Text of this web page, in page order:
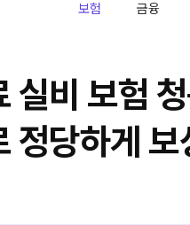
보험 금융
실비 보험
정당하게